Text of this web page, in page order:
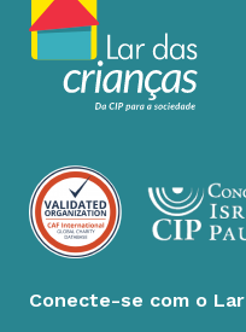
Conecte-se com o Lar